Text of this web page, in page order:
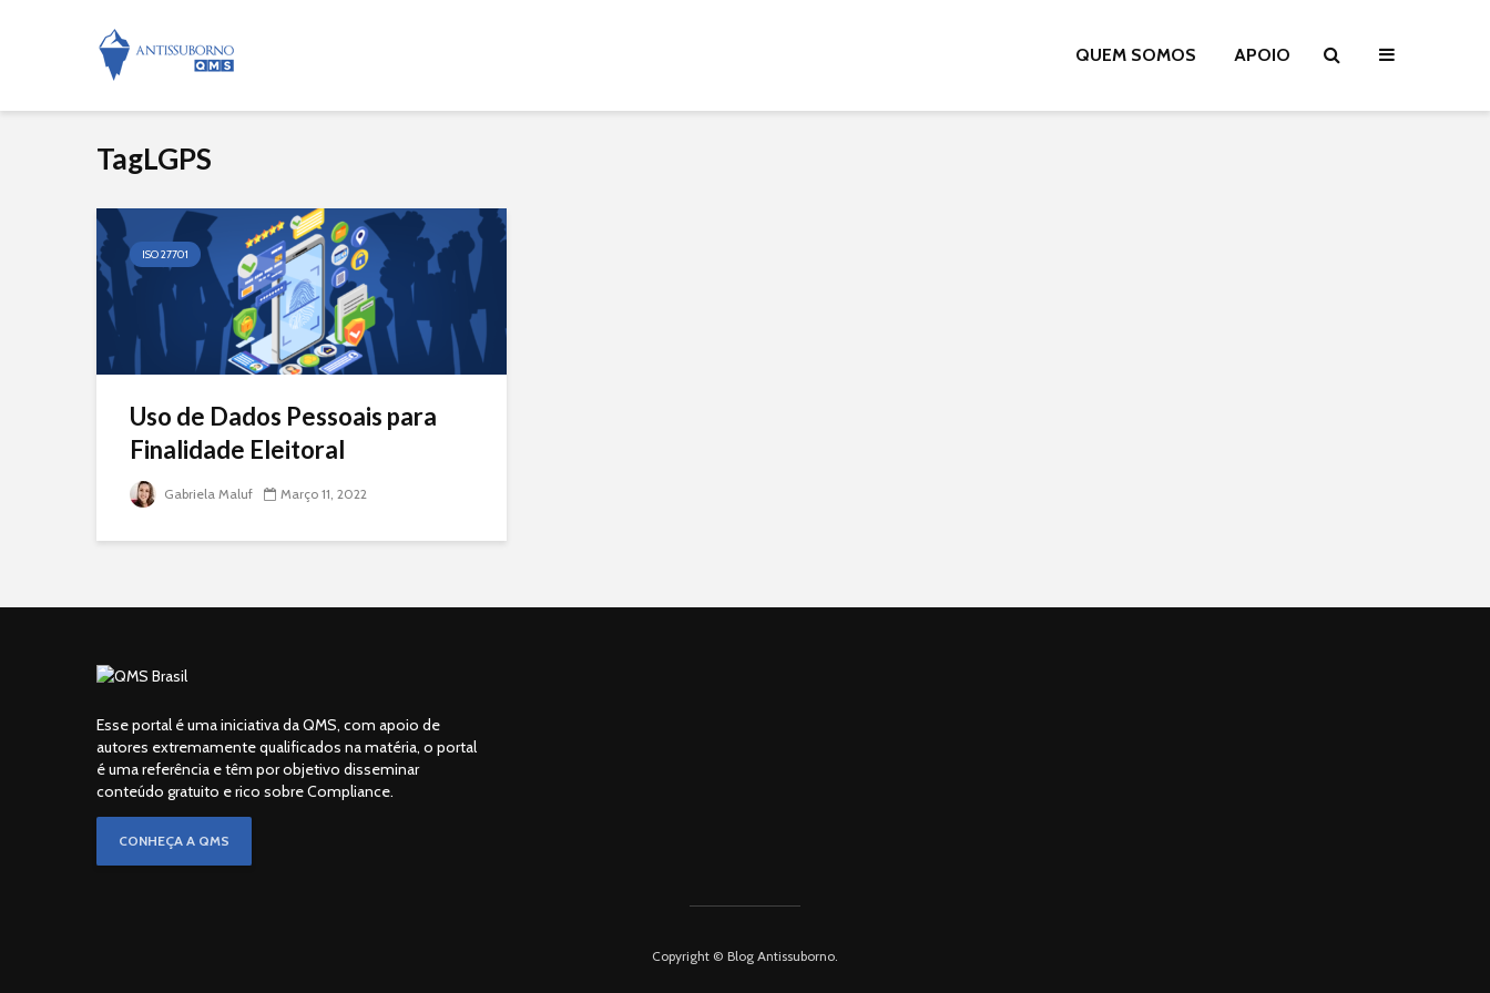
QUEM SOMOS APOIO
TagLGPS
ISO 27701
Uso de Dados Pessoais para
Finalidade Eleitoral
Gabriela Maluf Março 11, 2022
Esse portal é uma iniciativa da QMS, com apoio de
autores extremamente qualificados na matéria, o portal
é uma referência e têm por objetivo disseminar
conteúdo gratuito e rico sobre Compliance.
CONHEÇA A QMS
Copyright © Blog Antissuborno.